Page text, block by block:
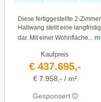
Diese fertiggestellte 2-
Hallwang stellt eine
dar. Mit einer Wohnfläche...
Kaufpreis
€ 437.695,-
€ 7.958,- / m²
Gesponsert